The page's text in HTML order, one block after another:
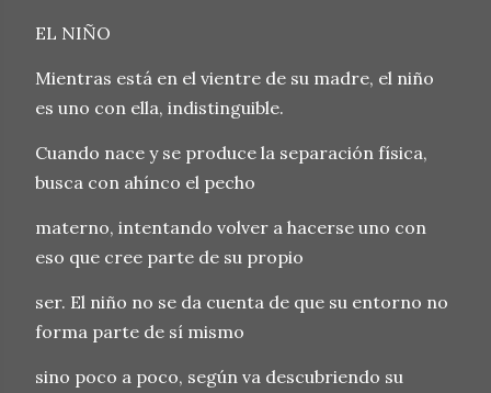
EL NIÑO
Mientras está en el vientre de su madre, el niño
es uno con ella, indistinguible.
Cuando nace y se produce la separación física,
busca con ahínco el pecho
materno, intentando volver a hacerse uno con
eso que cree parte de su propio
ser. El niño no se da cuenta de que su entorno no
forma parte de sí mismo
sino poco a poco, según va descubriendo su